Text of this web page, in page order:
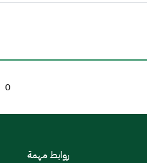
0
روابط مهمة